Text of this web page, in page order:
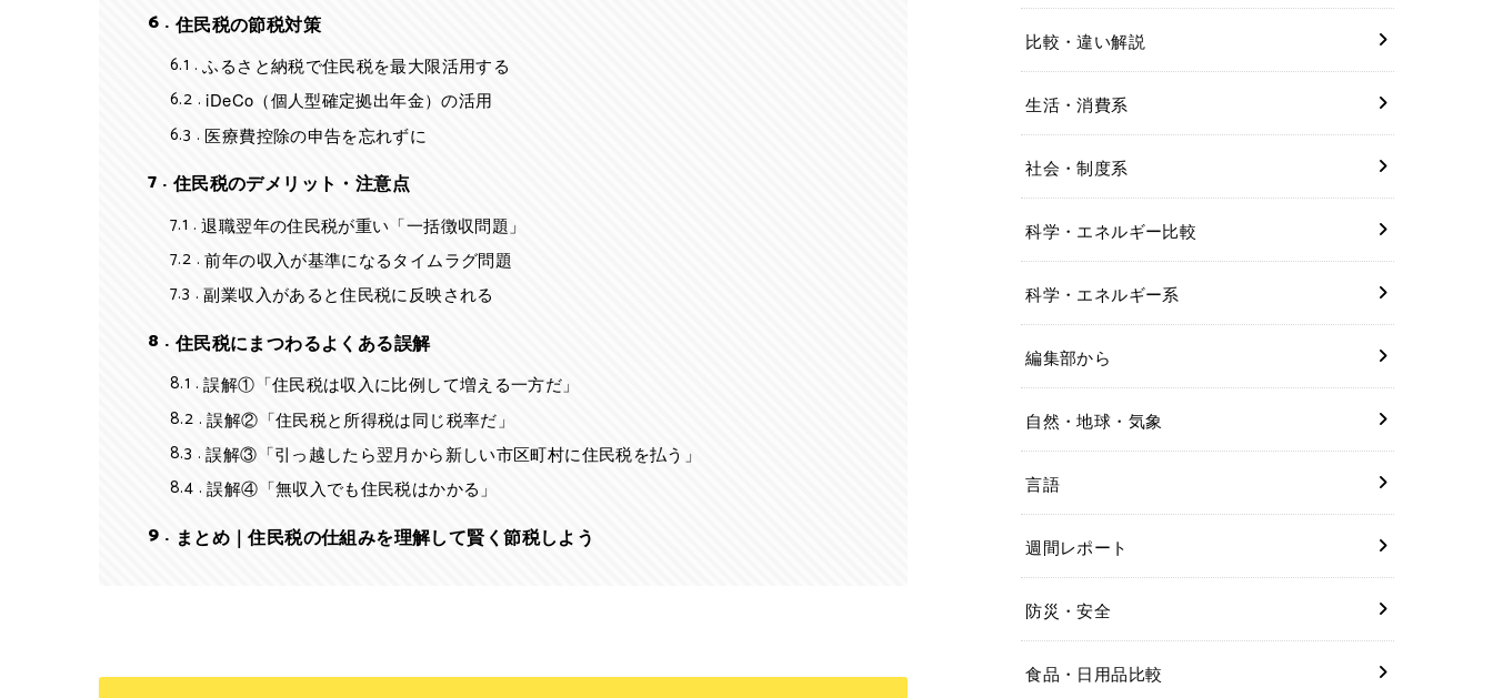
6
住民税の節税対策
6.1
ふるさと納税で住民税を最大限活用する
6.2 iDeCo（個人型確定拠出年金）の活用
6.3 医療費控除の申告を忘れずに
7
住民税のデメリット・注意点
7.1
退職翌年の住民税が重い「一括徴収問題」
7.2 前年の収入が基準になるタイムラグ問題
7.3 副業収入があると住民税に反映される
8
住民税にまつわるよくある誤解
8.1
誤解①「住民税は収入に比例して増える一方だ」
8.2 誤解②「住民税と所得税は同じ税率だ」
8.3 誤解③「引っ越したら翌月から新しい市区町村に住民税を払う」
8.4 誤解④「無収入でも住民税はかかる」
9 まとめ｜住民税の仕組みを理解して賢く節税しよう
比較・違い解説
生活・消費系
社会・制度系
科学・エネルギー比較
科学・エネルギー系
編集部から
自然・地球・気象
言語
週間レポート
防災・安全
食品・日用品比較